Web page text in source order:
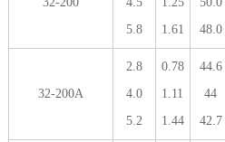
5.8
1.61
48.0
32-200A
2.8
4.0
5.2
0.78
1.11
1.44
44.6
44
42.7